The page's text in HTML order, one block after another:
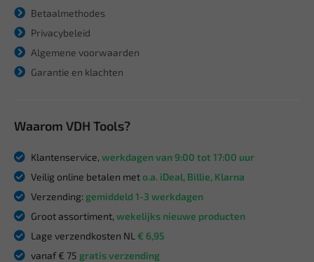
Betaalmethodes
Privacybeleid
Algemene voorwaarden
Garantie en klachten
Waarom VDH Tools?
Klantenservice, werkdagen van 9:00 tot 17:00 uur
Veilig online betalen meto.a. iDeal, Billie, Klarna
Verzending: gemiddeld 1-3 werkdagen
Groot assortiment, wekelijks nieuwe producten
Lage verzendkosten NL € 6,95
vanaf € 75 gratis verzending